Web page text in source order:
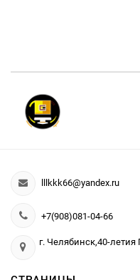
lllkkk66@yandex.ru
+7(908)081-04-66
г. Челябинск,40-